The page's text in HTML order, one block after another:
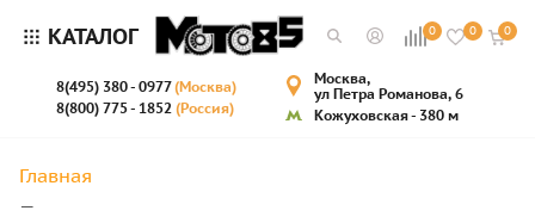
КАТАЛОГ 0 0 0
8(495) 380 - 0977(Москва)
8(800) 775 - 1852 (Россия)
Москва,
ул Петра Романова, 6
Кожуховская - 380 м
Главная
—